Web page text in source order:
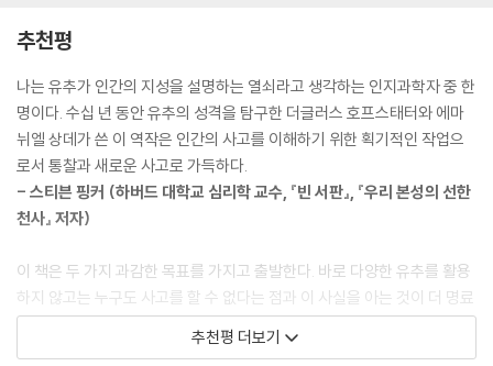
인슈타인의 사고 과정으로 곧장 달려간다고 한다. 그러나 이러한 독해는
정이 사고의 본질을 이해하는 데 빼놓을 수 없는 실례들이라고 말하며, 일
상적이고 끊임없이 일어나는 유추의 편재성을 지각하는 것이 바로 인지 과
학에서 가장 핵심적이고 급진적(radical)인 주장임을 강조한다.
◎ 추천사
? 나는 유추가 인간의 지성을 설명하는 열쇠라고 생각하는 인지과학자 중
한 명이다. 수십 년 동안 유추의 성격을 탐구한 더글러스 호프스태터와 에
이라는 인식을 상기하는 범주화 이론의 정립으로 이어졌다.
흥미로운 질문은 오늘날의 평균적인 사람들이 오래전의 천재들이 오른 지
적 수준에 이르렀는지 그리고 심지어 넘어섰는지 여부에 대한 것이다. 우
리는 이 질문에 대한 답이 ‘아니오’일 것이라고 믿는다. 특출한 사람들이 지
닌 위대한 재능은 범주의 목록에 기초한 독창적으로 중요한 유추를 통해
누구도 이전에 이해하지 못한 상황에서 정말로 중요한 것을 포착하는 데서
---「2장 | 구절의 환기」중에서
과거에 얻은 특정 기억을 활성화하는 일은 단지 유사성을 찾아내 과거와
현재를 연결하는 것이 지적으로 즐겁기 때문에 실행하는 정신적 유희가 아
‘유추가 모든 사고의 핵심’이라는 주장은 더글러스 호프스태터가 1950년
대 후반부터 수집해 온 방대한 양의 사례들에 의해 설득력을 더한다. 더글
러스 호프스태터가 늘 수첩과 볼펜을 소지하고 다니며 다른 사람들의 말실
수를 수집하는 것은 유명하다. 이뿐 아니라 스스로 저지른 말실수들을 기
록해 여러 라벨이 붙은 상자에 정리한다. 그의 연구소에서는 일상과도 같
은 일이다. 말실수를 수집하는 작업은 두 저자에게 큰 의미가 있다. 말실수
는 바로 인지 작용의 핵심을 보여주는 결정적인 증거들이기 때문이다. 말
이 일어난다는 사실을 드러낸다. 두 저자는 각 판본의 5장 「유추는 어떻게
우리를 조종하는가」에서 핵심적인 차원에서는 ‘정확하게 같은 것’을 말하
는 동시에 각각 프랑스와 미국 문화에 맞는 말실수의 사례들을 실었다.
추천평
나는 유추가 인간의 지성을 설명하는 열쇠라고 생각하는 인지과학자 중 한
명이다. 수십 년 동안 유추의 성격을 탐구한 더글러스 호프스태터와 에마
뉘엘 상데가 쓴 이 역작은 인간의 사고를 이해하기 위한 획기적인 작업으
로서 통찰과 새로운 사고로 가득하다.
- 스티븐 핑커 (하버드 대학교 심리학 교수, 『빈 서판』, 『우리 본성의 선한
천사』 저자)
이 책은 두 가지 과감한 목표를 가지고 출발한다. 바로 다양한 유추를 활용
하지 않고는 누구도 사고를 할 수 없다는 점과 이 사실을 아는 것이 더 명료
하게 사고하는 데 도움이 된다는 점을 보여 주는 것이다. 두 저자는 일상적
인 대화부터 아인슈타인의 과학적 사고 과정까지, 전체 스펙트럼에 걸쳐
추천평 더보기